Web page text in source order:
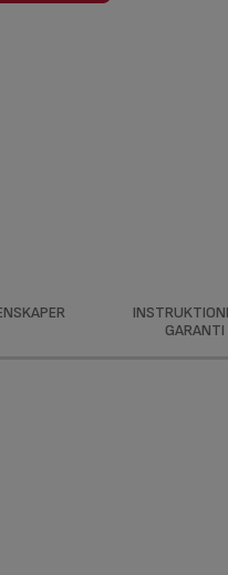
GARANTI